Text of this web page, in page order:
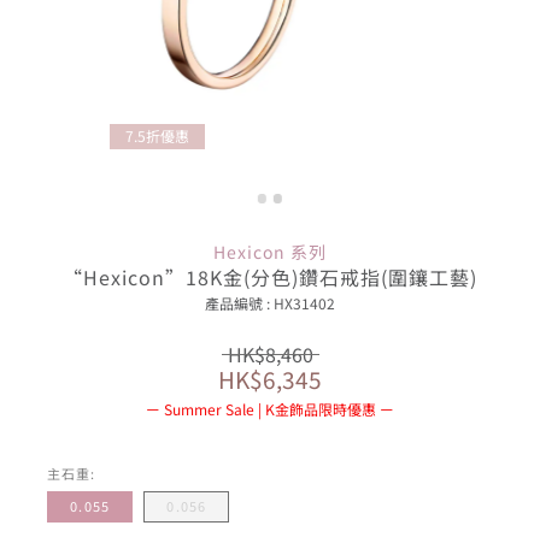
7.5折優惠
Hexicon 系列
“Hexicon”18K金(分色)鑽石戒指(圍鑲工藝)
產品編號 : HX31402
HK$8,460
HK$6,345
Summer Sale | K金飾品限時優惠
主石重:
0.055
0.056